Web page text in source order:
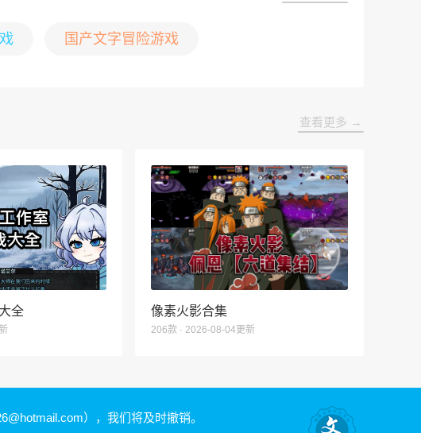
国产文字冒险游戏
查看更多 →
全 像素火影合集
206款 · 2026-08-04更新
） ，我们将及时撤销。